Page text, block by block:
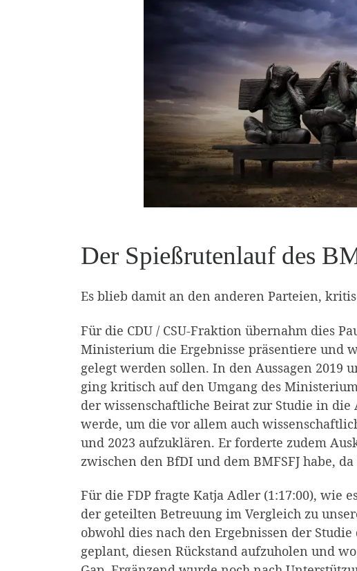
Der Spießrutenlauf des
Es blieb damit an den anderen Parteien,
Für die CDU / CSU-Fraktion übernahm dies
Ministerium die Ergebnisse präsentiere und
gelegt werden sollen. In den Aussagen 2019
ging kritisch auf den Umgang des
der wissenschaftliche Beirat zur Studie in
werde, um die vor allem auch
und 2023 aufzuklären. Er forderte zudem
zwischen den BfDI und dem BMFSFJ habe,
Für die FDP fragte Katja Adler (1:17:00), wie
der geteilten Betreuung im Vergleich zu
obwohl dies nach den Ergebnissen der
geplant, diesen Rückstand aufzuholen und